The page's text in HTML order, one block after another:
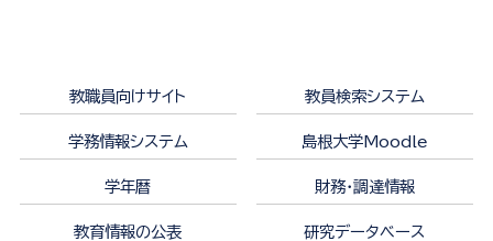
教職員向けサイト 教員検索システム
学務情報システム 島根大学Moodle
学年暦 財務・調達情報
教育情報の公表 研究データベース